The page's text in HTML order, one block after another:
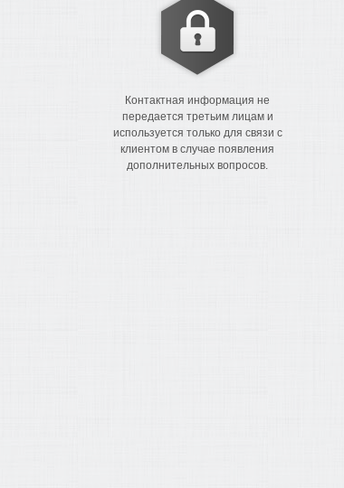
Контактная информация не
передается третьим лицам и
используется только для связи с
клиентом в случае появления
дополнительных вопросов.